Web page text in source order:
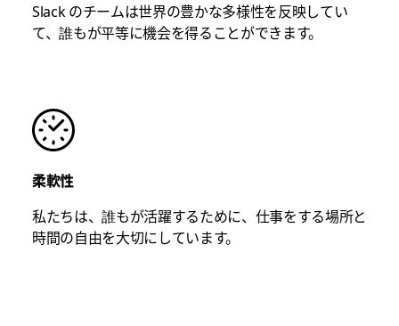
Slack のチームは世界の豊かな多様性を反映してい
て、誰もが平等に機会を得ることができます。
柔軟性
私たちは、誰もが活躍するために、仕事をする場所と
時間の自由を大切にしています。